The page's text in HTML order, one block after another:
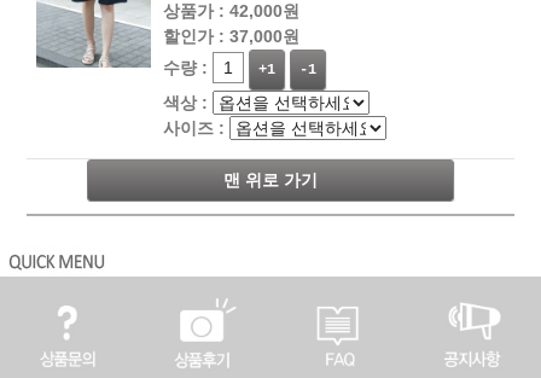
상품가 : 42,000원
할인가 : 37,000원
수량 :
+1 -1
색상 :
사이즈 :
맨 위로 가기